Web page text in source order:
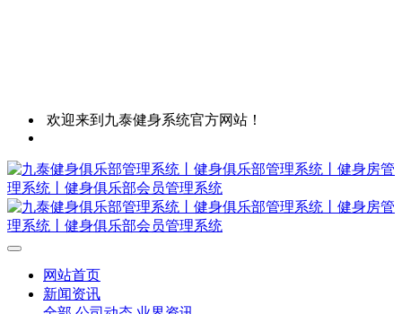
欢迎来到九泰健身系统官方网站！
网站首页
新闻资讯